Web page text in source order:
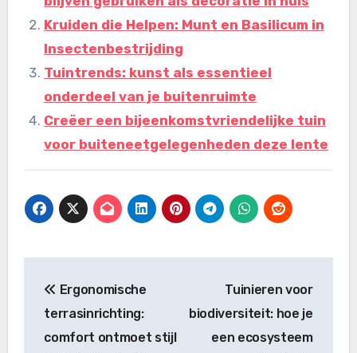
Kruiden die Helpen: Munt en Basilicum in
Insectenbestrijding
Tuintrends: kunst als essentieel
onderdeel van je buitenruimte
Creëer een bijeenkomstvriendelijke tuin
voor buiteneetgelegenheden deze lente
navigatie
Ergonomische
terrasinrichting:
comfort ontmoet stijl
Tuinieren voor
biodiversiteit: hoe je
een ecosysteem